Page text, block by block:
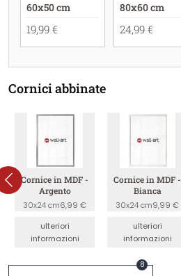
60x50 cm
19,99 €
80x60 cm
24,99 €
Cornici abbinate
Cornice in MDF -
Argento
30x24 cm6,99 €
ulteriori
informazioni
Cornice in MDF -
Bianca
30x24 cm9,99 €
ulteriori
informazioni
8